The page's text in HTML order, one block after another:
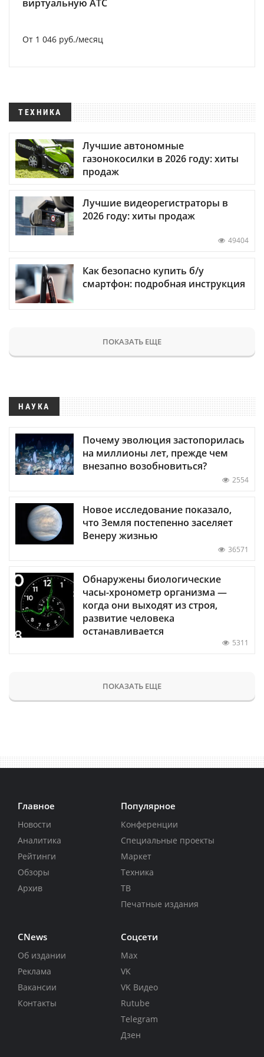
виртуальную АТС
От 1 046 руб./месяц
ТЕХНИКА
Лучшие автономные
газонокосилки в 2026 году: хиты
продаж
Лучшие видеорегистраторы в
2026 году: хиты продаж
49404
Как безопасно купить б/у
смартфон: подробная инструкция
ПОКАЗАТЬ ЕЩЕ
НАУКА
Почему эволюция застопорилась
на миллионы лет, прежде чем
внезапно возобновиться?
2554
Новое исследование показало,
что Земля постепенно заселяет
Венеру жизнью
36571
Обнаружены биологические
часы-хронометр организма —
когда они выходят из строя,
развитие человека
останавливается
5311
ПОКАЗАТЬ ЕЩЕ
Главное
Новости
Аналитика
Рейтинги
Обзоры
Архив
Популярное
Конференции
Специальные проекты
Маркет
Техника
ТВ
Печатные издания
CNews
Об издании
Реклама
Вакансии
Контакты
Соцсети
Max
VK
VK Видео
Rutube
Telegram
Дзен